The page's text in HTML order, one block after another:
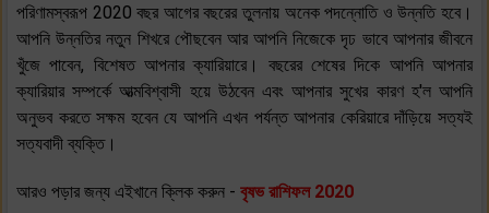
পরিণামস্বরূপ 2020 বছর আগের বছরের তুলনায় অনেক পদন্নোতি ও উন্নতি হবে।
আপনি উন্নতির নতুন শিখরে পৌছবেন আর আপনি নিজেকে দৃঢ ভাবে আপনার জীবনে
খুঁজে পাবেন, বিশেষত আপনার ক্যারিয়ারে। বছরের শেষের দিকে আপনি আপনার
ক্যারিয়ার সম্পর্কে আত্মবিশ্বাসী হয়ে উঠবেন এবং আপনার সুখের কারণ হ'ল আপনি
অনুভব করতে সক্ষম হবেন যে আপনি এখন পর্যন্ত আপনার কেরিয়ারে দাঁড়িয়ে সত্যই
সত্যবাদী ব্যক্তি।
আরও পড়ার জন্য এইখানে ক্লিক করুন - বৃষভ রাশিফল 2020